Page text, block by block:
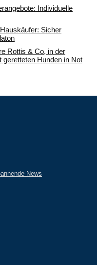
Individuelle
Sicher
Rottis & Co, in der
geretteten Hunden in Not
News